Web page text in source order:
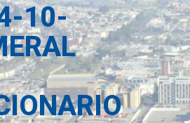
10-